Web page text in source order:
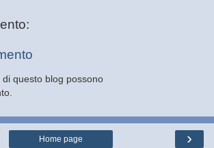
questo blog possono
›
Home page